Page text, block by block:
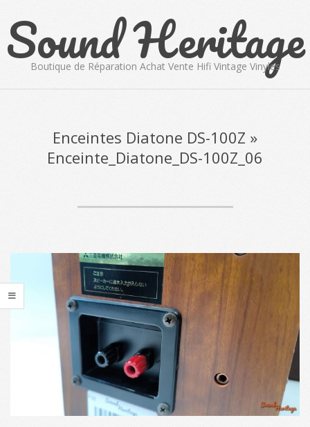
content
Sound Heritage
Boutique de Réparation Achat Vente Hifi Vintage Vinyles
Enceintes Diatone DS-100Z »
Enceinte_Diatone_DS-100Z_06